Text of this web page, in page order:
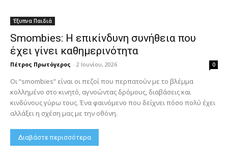
Έξυπνα Παιδιά
Smombies: Η επικίνδυνη συνήθεια που
έχει γίνει καθημερινότητα
Πέτρος Πρωτόγερος - 2 Ιουνίου, 2026 0
Οι “smombies” είναι οι πεζοί που περπατούν με το βλέμμα
κολλημένο στο κινητό, αγνοώντας δρόμους, διαβάσεις και
κινδύνους γύρω τους. Ένα φαινόμενο που δείχνει πόσο πολύ έχει
αλλάξει η σχέση μας με την οθόνη.
Διαβάστε περισσότερα